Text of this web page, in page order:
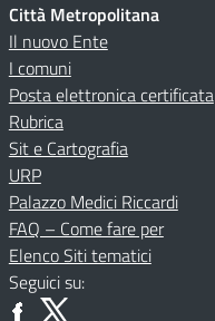
Città Metropolitana
Il nuovo Ente
I comuni
Posta elettronica certificata
Rubrica
Sit e Cartografia
URP
Palazzo Medici Riccardi
FAQ – Come fare per
Elenco Siti tematici
Seguici su: